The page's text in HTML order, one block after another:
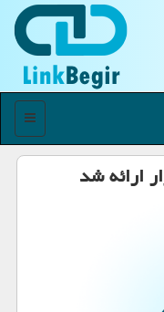
منو
ارائه شد